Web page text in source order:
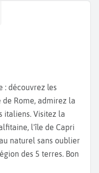
A proximité
Cet opéra,
les plus grands
d’Italie et du
vivement
Si vous êtes
italienne, vous serez
de la
: découvrez les
Rome, admirez la
italiens. Visitez la
l'île de Capri
naturel sans oublier
des 5 terres. Bon